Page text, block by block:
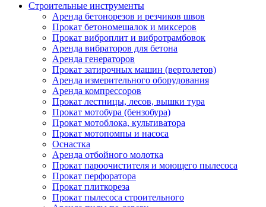
Строительные инструменты
Аренда бетонорезов и резчиков швов
Прокат бетономешалок и миксеров
Прокат виброплит и вибротрамбовок
Аренда вибраторов для бетона
Аренда генераторов
Прокат затирочных машин (вертолетов)
Аренда измерительного оборудования
Аренда компрессоров
Прокат лестницы, лесов, вышки тура
Прокат мотобура (бензобура)
Прокат мотоблока, культиватора
Прокат мотопомпы и насоса
Оснастка
Аренда отбойного молотка
Прокат пароочистителя и моющего пылесоса
Прокат перфоратора
Прокат плиткореза
Прокат пылесоса строительного